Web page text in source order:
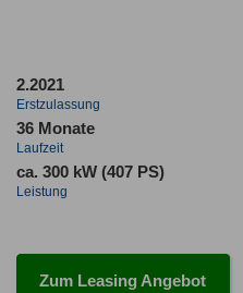
2.2021
Erstzulassung
36 Monate
Laufzeit
ca. 300 kW (407 PS)
Leistung
Zum Leasing Angebot